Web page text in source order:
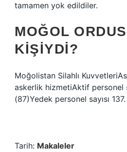
tamamen yok edildiler.
MOĞOL
KIŞIYDI?
Moğolistan Silahlı
askerlik hizmetiAktif personel
(87)Yedek personel sayısı 137.
Tarih: Makaleler